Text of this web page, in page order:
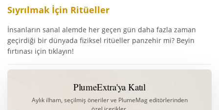
Sıyrılmak İçin Ritüeller
İnsanların sanal alemde her geçen gün daha fazla zaman
geçirdiği bir dünyada fiziksel ritüeller panzehir mi? Beyin
fırtınası için tıklayın!
PlumeExtra'ya Katıl
Aylık ilham, seçilmiş öneriler ve PlumeMag editörlerinden